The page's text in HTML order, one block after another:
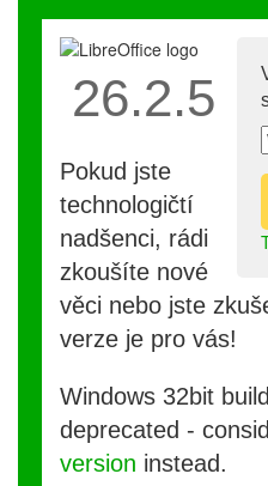
26.2.5
Pokud jste
technologičtí
nadšenci, rádi
zkoušíte nové
věci nebo jste
verze je pro vás!
Windows 32bit
deprecated -
version instead.